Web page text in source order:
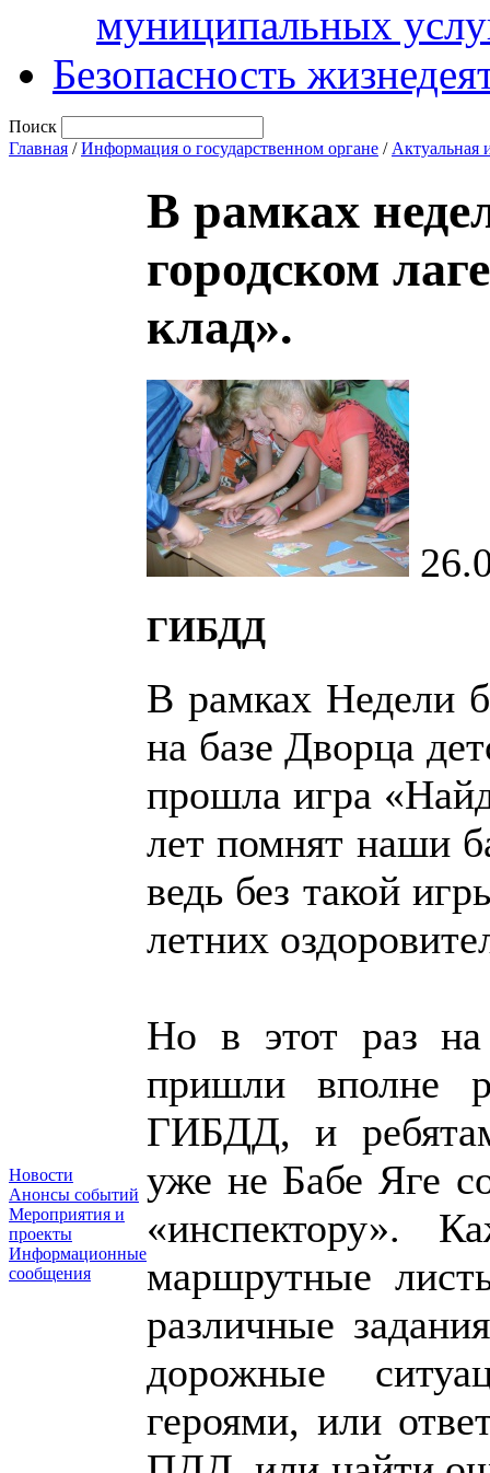
муниципальных
Безопасность
Поиск
Главная /Информация о государственном органе / Актуальная
Новости
Анонсы событий
Мероприятия и
проекты
Информационные
сообщения
В рамках
городском
клад».
ГИБДД
В рамках Недели
на базе Дворца
прошла игра
лет помнят наши
ведь без такой
летних
Но в этот раз на
пришли вполне
ГИБДД, и
уже не Бабе Яге
«инспектору».
маршрутные
различные
дорожные
героями, или